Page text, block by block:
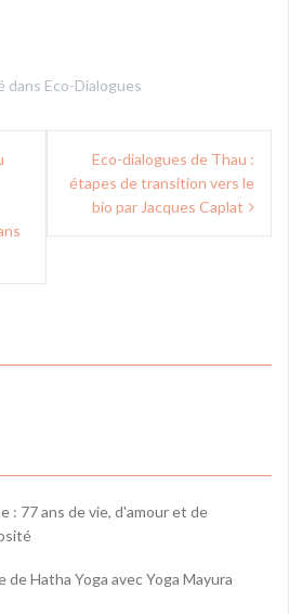
dans Eco-Dialogues
Eco-dialogues de Thau :
étapes de transition vers le
bio par Jacques Caplat
: 77 ans de vie, d'amour et de
de Hatha Yoga avec Yoga Mayura